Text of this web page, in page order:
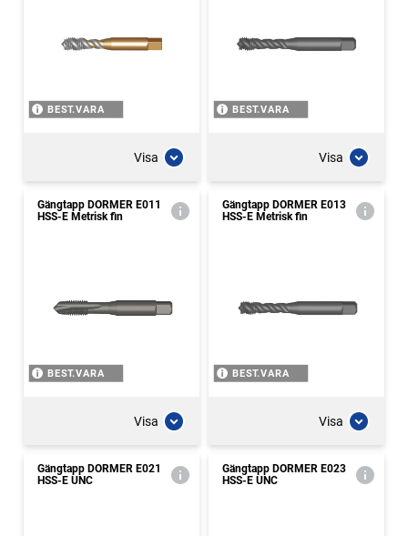
BEST.VARA
Visa
BEST.VARA
Visa
Gängtapp DORMER E011
HSS-E Metrisk fin
BEST.VARA
Visa
Gängtapp DORMER E013
HSS-E Metrisk fin
BEST.VARA
Visa
Gängtapp DORMER E021
HSS-E UNC
Gängtapp DORMER E023
HSS-E UNC